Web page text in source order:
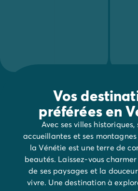
Vos
préférées en
Avec ses villes historiques,
accueillantes et ses
la Vénétie est une terre de
beautés. Laissez-vous
de ses paysages et la
vivre. Une destination à